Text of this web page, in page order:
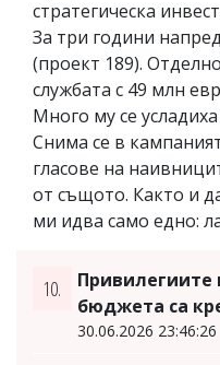
стратегическа
За три години
(проект 189).
службата с 49 млн
Много му се
Снима се в
гласове на
от същото. Както и
ми идва само едно:
10.
Привилегиите
бюджета са
30.06.2026 23:46:26